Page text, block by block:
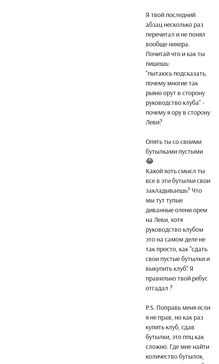
Я твой последний
абзац несколько раз
перечитал и не понял
вообще нихера.
Почитай что и как ты
пишешь:
"пытаюсь подсказать,
почему многие так
рьяно орут в сторону
руководство клуба" -
почему я ору в сторону
Леви?
Опять ты со своими
бутылками пустыми
😂
Какой хоть смысл ты
все в эти бутылки свои
закладываешь? Что
мы тут тупые
диванные олени орем
на Леви, хотя
руководство клубом
это на самом деле не
так просто, как "сдать
свои пустые бутылки и
выкупить клуб". Я
правильно твой ребус
отгадал ?
P.S. Поправь меня если
я не прав, но как раз
купить клуб, сдав
бутылки, это ппц как
сложно. Где мне найти
количество бутылок,